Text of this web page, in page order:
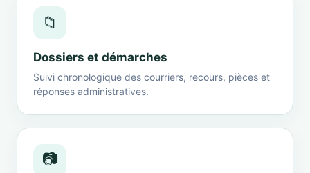
📁
Dossiers et démarches
Suivi chronologique des courriers, recours, pièces et
réponses administratives.
📷